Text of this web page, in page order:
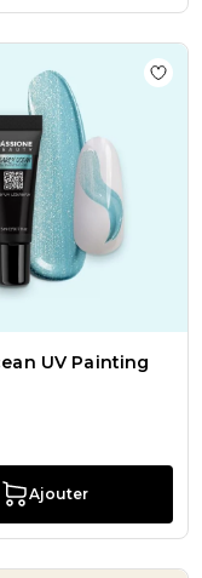
Despacito
UV Painting
Ajouter